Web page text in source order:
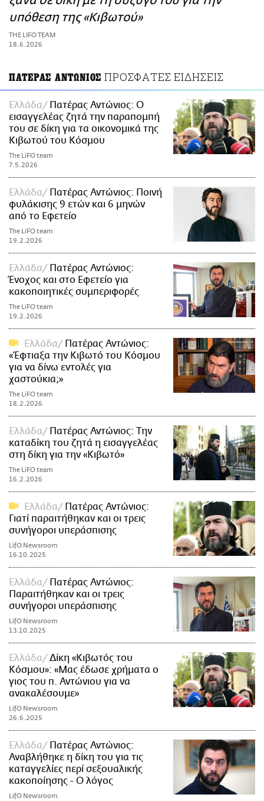
ΑΜΠΑ
PRINT
υπόθεση της «Κιβωτού»
THE LIFO TEAM
18.6.2026
ΠΑΤΕΡΑΣ ΑΝΤΩΝΙΟΣ ΠΡΟΣΦΑΤΕΣ ΕΙΔΗΣΕΙΣ
Ελλάδα
Πατέρας Αντώνιος: O
εισαγγελέας ζητά την παραπομπή
του σε δίκη για τα οικονομικά της
Κιβωτού του Κόσμου
The LiFO team
7.5.2026
Ελλάδα
Πατέρας Αντώνιος: Ποινή
φυλάκισης 9 ετών και 6 μηνών
από το Εφετείο
The LiFO team
19.2.2026
Ελλάδα
Πατέρας Αντώνιος:
Ένοχος και στο Εφετείο για
κακοποιητικές συμπεριφορές
The LiFO team
19.2.2026
Ελλάδα
Πατέρας Αντώνιος:
«Έφτιαξα την Κιβωτό του Κόσμου
για να δίνω εντολές για
χαστούκια;»
The LiFO team
18.2.2026
Ελλάδα
Πατέρας Αντώνιος: Την
καταδίκη του ζητά η εισαγγελέας
στη δίκη για την «Κιβωτό»
The LiFO team
16.2.2026
Ελλάδα
Πατέρας Αντώνιος:
Γιατί παραιτήθηκαν και οι τρεις
συνήγοροι υπεράσπισης
LifO Newsroom
16.10.2025
Ελλάδα
Πατέρας Αντώνιος:
Παραιτήθηκαν και οι τρεις
συνήγοροι υπεράσπισης
LifO Newsroom
13.10.2025
Ελλάδα
Δίκη «Κιβωτός του
Κόσμου»: «Μας έδωσε χρήματα ο
γιος του π. Αντώνιου για να
ανακαλέσουμε»
LifO Newsroom
26.6.2025
Ελλάδα
Πατέρας Αντώνιος:
Αναβλήθηκε η δίκη του για τις
καταγγελίες περί σεξουαλικής
κακοποίησης - Ο λόγος
LifO Newsroom